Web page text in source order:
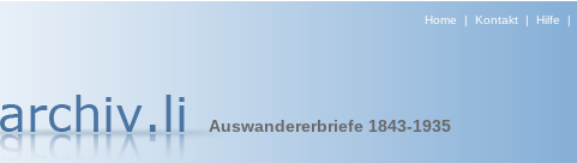
Home | Kontakt| Hilfe |
Auswandererbriefe 1843-1935